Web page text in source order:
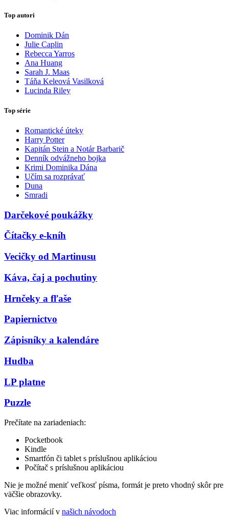
Top autori
Dominik Dán
Julie Caplin
Rebecca Yarros
Ana Huang
Sarah J. Maas
Táňa Keleová Vasilková
Lucinda Riley
Top série
Romantické úteky
Harry Potter
Kapitán Stein a Notár Barbarič
Denník odvážneho bojka
Krimi Dominika Dána
Učím sa rozprávať
Duna
Smradi
Darčekové poukážky
Čítačky e-kníh
Vecičky od Martinusu
Káva, čaj a pochutiny
Hrnčeky a fľaše
Papiernictvo
Zápisníky a kalendáre
Hudba
LP platne
Puzzle
Prečítate na zariadeniach:
Pocketbook
Kindle
Smartfón či tablet s príslušnou aplikáciou
Počítač s príslušnou aplikáciou
Nie je možné meniť veľkosť písma, formát je preto vhodný skôr pre
väčšie obrazovky.
Viac informácií v našich návodoch